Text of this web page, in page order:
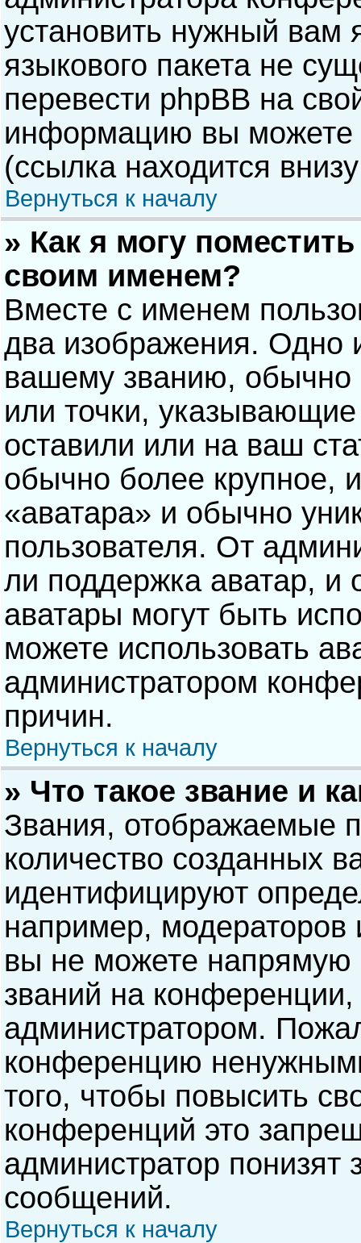
установить нужный вам
языкового пакета не
перевести phpBB на
информацию вы можете
(ссылка находится
Вернуться к началу
» Как я могу
своим именем?
Вместе с именем
два изображения. Одно
вашему званию, обычно
или точки,
оставили или на ваш
обычно более крупное,
«аватара» и обычно
пользователя. От
ли поддержка аватар, и
аватары могут быть
можете использовать
администратором
причин.
Вернуться к началу
» Что такое звание и
Звания, отображаемые
количество созданных
идентифицируют
например,
вы не можете напрямую
званий на
администратором.
конференцию
того, чтобы повысить
конференций это
администратор понизят
сообщений.
Вернуться к началу